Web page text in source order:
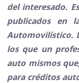
del interesado.
publicados en
Automovilístico.
los que un
auto mismos
para créditos